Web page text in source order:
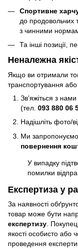
Спортивне
до продовольчих
з чинними
Та інші позиції,
Неналежна
Якщо ви отримали
транспортування або
Зв’яжіться з нами
(тел. 093 880 06
Надішліть фото/
Ми запропонуємо
повернення
У випадку
помилки
Експертиза у
За наявності
товар може бути
експертизу .
якості особисто або
проведення